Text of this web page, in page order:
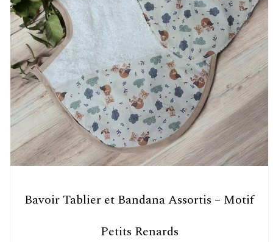
Bavoir Tablier et Bandana Assortis – Motif
Petits Renards